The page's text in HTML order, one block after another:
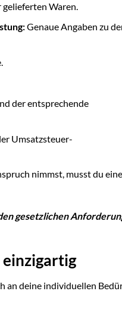
Waren.
Genaue Angaben zu
der entsprechende
Umsatzsteuer-
nimmst, musst du
gesetzlichen
einzigartig
an deine individuellen